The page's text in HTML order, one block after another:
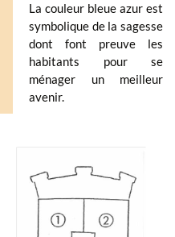
La couleur bleue azur est
symbolique de la sagesse
dont font preuve les
habitants pour se
ménager un meilleur
avenir.